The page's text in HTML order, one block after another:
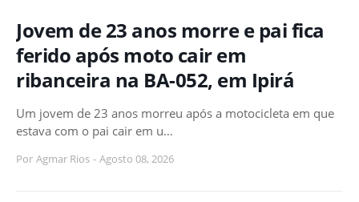
Jovem de 23 anos morre e pai fica
ferido após moto cair em
ribanceira na BA-052, em Ipirá
Um jovem de 23 anos morreu após a motocicleta em que
estava com o pai cair em u…
Por Agmar Rios - Agosto 08, 2026